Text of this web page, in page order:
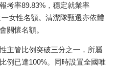
考率89.83%，穩定就業率
女性名額。清潔隊甄選亦依體
關懷名額。
主管比例突破三分之一，所屬
例已達100%。同時設置全國唯